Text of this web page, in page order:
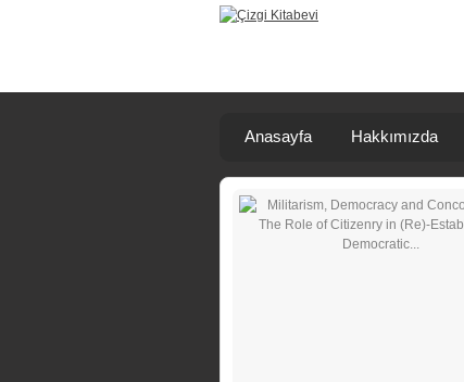
Anasayfa Hakkımızda